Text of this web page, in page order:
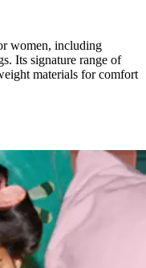
women, including
Its signature range of
materials for comfort